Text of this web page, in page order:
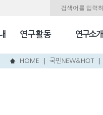
연구활동 연구소개
HOME 국민NEW&HOT